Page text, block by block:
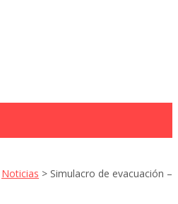
Noticias > Simulacro de evacuación –